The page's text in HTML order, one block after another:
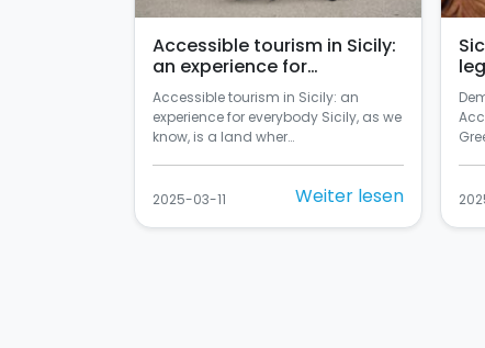
Accessible tourism in Sicily:
an experience for
everybody
Accessible tourism in Sicily: an
experience for everybody Sicily, as we
know, is a land wher…
2025-03-11 Weiter lesen